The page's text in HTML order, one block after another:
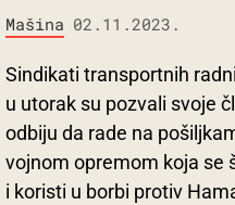
Mašina 02.11.2023.
Sindikati transportnih
u utorak su pozvali svoje
odbiju da rade na
vojnom opremom koja se
i koristi u borbi protiv